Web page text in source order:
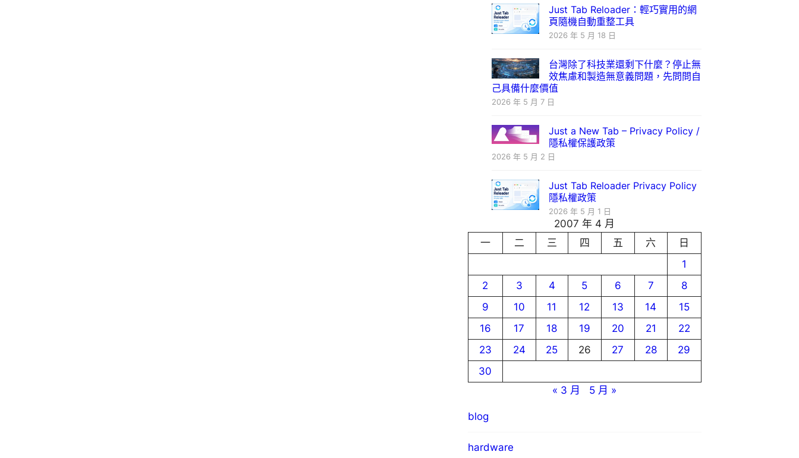
Just Tab Reloader：輕巧實用的網
頁隨機自動重整工具
2026 年 5 月 18 日
台灣除了科技業還剩下什麼？停止無
效焦慮和製造無意義問題，先問問自
己具備什麼價值
2026 年 5 月 7 日
Just a New Tab – Privacy Policy /
隱私權保護政策
2026 年 5 月 2 日
Just Tab Reloader Privacy Policy
隱私權政策
2026 年 5 月 1 日
2007 年 4 月
一
二 三 四 五 六
日
1
2
3 4 5 6 7
8
9
10 11 12 13 14
15
16
17 18 19 20 21
22
23
24 25 26 27 28
29
30
« 3 月
5 月 »
blog
hardware